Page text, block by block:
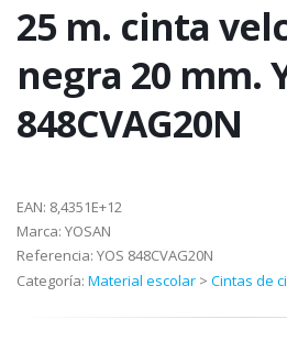
25 m. cinta
negra 20 mm.
848CVAG20N
EAN: 8,4351E+12
Marca: YOSAN
Referencia: YOS 848CVAG20N
Categoría: Material escolar > Cintas de